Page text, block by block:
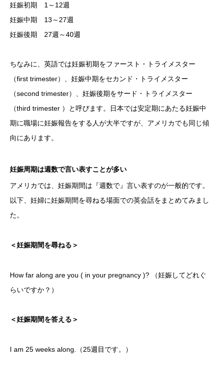
妊娠初期 1～12週
妊娠中期 13～27週
妊娠後期 27週～40週
ちなみに、英語では妊娠初期をファースト・トライメスター
（first trimester）、妊娠中期をセカンド・トライメスター
（second trimester）、妊娠後期をサード・トライメスター
（third trimester ）と呼びます。日本では安定期にあたる妊娠中
期に職場に妊娠報告をする人が大半ですが、アメリカでも同じ傾
向にあります。
妊娠周期は週数で言い表すことが多い
アメリカでは、妊娠期間は『週数で』言い表すのが一般的です。
以下、妊婦に妊娠期間を尋ねる場面での英会話をまとめてみまし
た。
＜妊娠期間を尋ねる＞
How far along are you ( in your pregnancy )? （妊娠してどれぐ
らいですか？）
＜妊娠期間を答える＞
I am 25 weeks along.（25週目です。）